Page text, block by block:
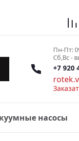
Пн-Пт:
Сб,Вс -
+7 920
насосы